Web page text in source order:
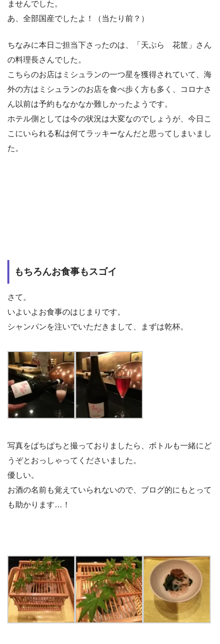
ませんでした。
あ、全部国産でしたよ！（当たり前？）
ちなみに本日ご担当下さったのは、「天ぷら 花筐」さん
の料理長さんでした。
こちらのお店はミシュランの一つ星を獲得されていて、海
外の方はミシュランのお店を食べ歩く方も多く、コロナさ
ん以前は予約もなかなか難しかったようです。
ホテル側としては今の状況は大変なのでしょうが、今日こ
こにいられる私は何てラッキーなんだと思ってしまいまし
た。
もちろんお食事もスゴイ
さて。
いよいよお食事のはじまりです。
シャンパンを注いでいただきまして、まずは乾杯。
写真をぱちぱちと撮っておりましたら、ボトルも一緒にど
うぞとおっしゃってくださいました。
優しい。
お酒の名前も覚えていられないので、ブログ的にもとって
も助かります…！